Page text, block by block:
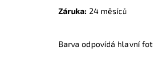
Záruka: 24 měsíců
Barva odpovídá hlavní